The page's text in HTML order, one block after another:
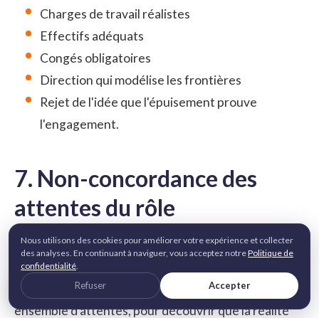
Charges de travail réalistes
Effectifs adéquats
Congés obligatoires
Direction qui modélise les frontières
Rejet de l'idée que l'épuisement prouve
l'engagement.
7. Non-concordance des
attentes du rôle
C'est le problème de la « fausse promesse », souvent
involontaire mais pouvant causer des dommages.
Les employés acceptent des rôles basés sur un
ensemble d'attentes, pour découvrir que la réalité
Nous utilisons des cookies pour améliorer votre expérience et collecter
des analyses. En continuant à naviguer, vous acceptez notrePolitique de
confidentialité.
Refuser Accepter